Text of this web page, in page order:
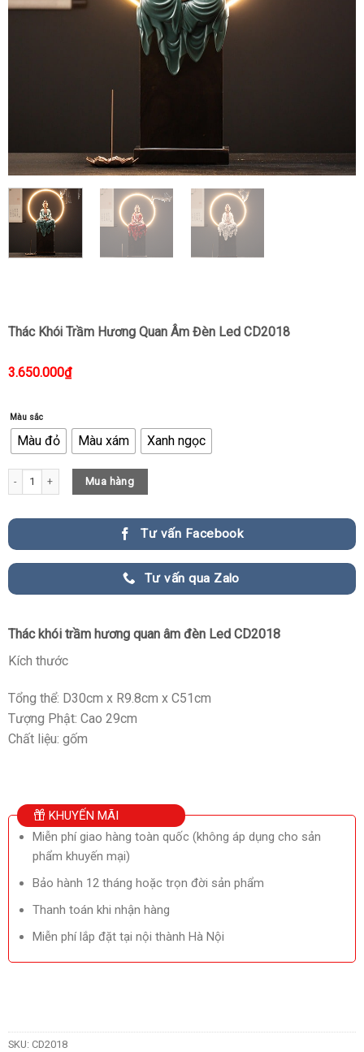
Thác Khói Trầm Hương Quan Âm Đèn Led CD2018
3.650.000₫
Màu sắc
Màu đỏ Màu xám Xanh ngọc
Thác Khói Trầm Hương Quan Âm Đèn Led CD2018 quantity
Mua hàng
Tư vấn Facebook
Tư vấn qua Zalo
Thác khói trầm hương quan âm đèn Led CD2018
Kích thước
Tổng thể: D30cm x R9.8cm x C51cm
Tượng Phật: Cao 29cm
Chất liệu: gốm
KHUYẾN MÃI
Miễn phí giao hàng toàn quốc (không áp dụng cho sản
phẩm khuyến mại)
Bảo hành 12 tháng hoặc trọn đời sản phẩm
Thanh toán khi nhận hàng
Miễn phí lắp đặt tại nội thành Hà Nội
SKU: CD2018